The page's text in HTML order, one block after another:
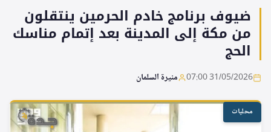
ضيوف برنامج خادم الحرمين ينتقلون
من مكة إلى المدينة بعد إتمام مناسك
الحج
31/05/2026 07:00 منيرة السلمان
محليات